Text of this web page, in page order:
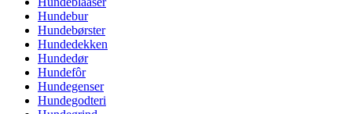
Hundebur
Hundebørster
Hundedekken
Hundedør
Hundefôr
Hundegenser
Hundegodteri